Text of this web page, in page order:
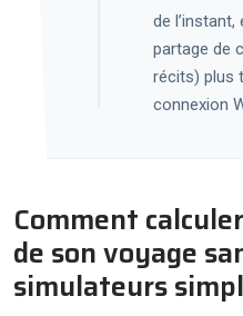
de
partage de
récits) plus
connexion
Comment
de son voyage
simulateurs